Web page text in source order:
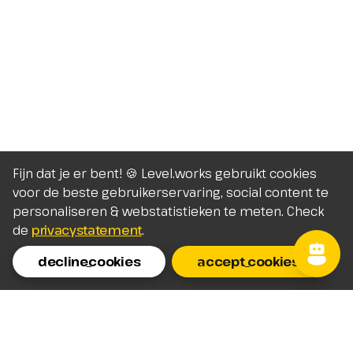
Fijn dat je er bent! 🍪 Level.works gebruikt cookies
voor de beste gebruikerservaring, social content te
personaliseren & webstatistieken te meten. Check
de privacystatement.
decline_cookies
accept_cookies